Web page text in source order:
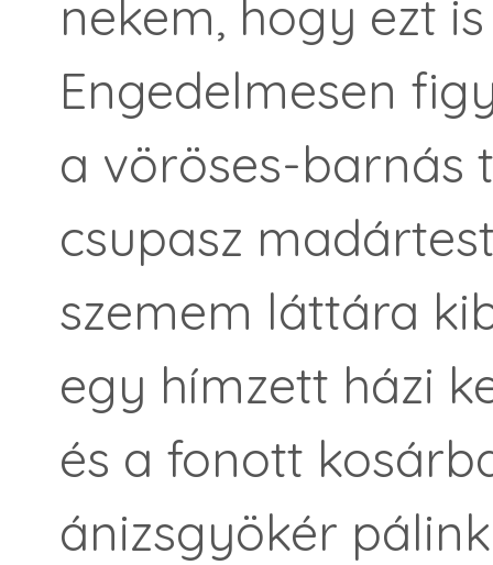
nekem, hogy ezt
Engedelmesen
a vöröses-barnás
csupasz
szemem láttára
egy hímzett házi
és a fonott
ánizsgyökér